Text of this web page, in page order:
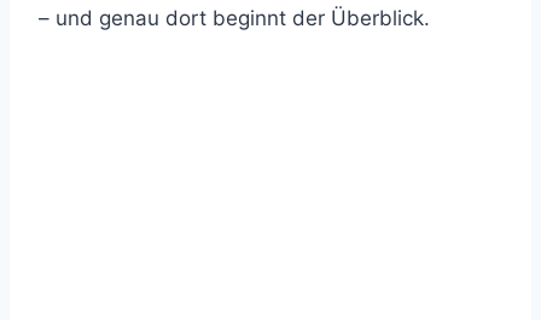
– und genau dort beginnt der Überblick.